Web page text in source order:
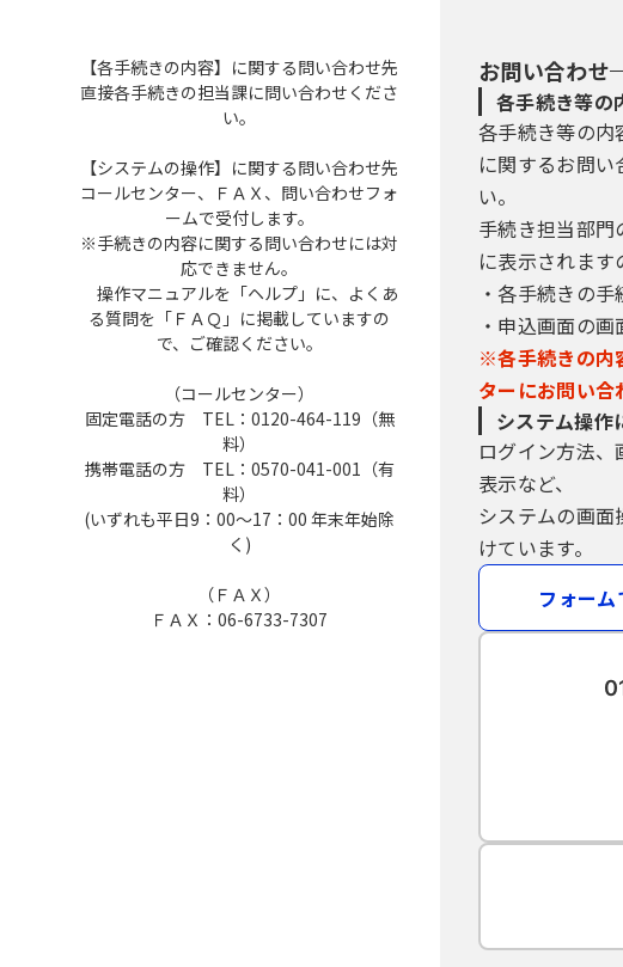
【各手続きの内容】に関する問い合わせ先
直接各手続きの担当課に問い合わせくださ
い。
【システムの操作】に関する問い合わせ先
コールセンター、ＦＡＸ、問い合わせフォ
ームで受付します。
※手続きの内容に関する問い合わせには対
応できません。
操作マニュアルを「ヘルプ」に、よくあ
る質問を「ＦＡＱ」に掲載していますの
で、ご確認ください。
（コールセンター）
固定電話の方 TEL：0120-464-119（無
料）
携帯電話の方 TEL：0570-041-001（有
料）
(いずれも平日9：00～17：00 年末年始除
く)
（ＦＡＸ）
ＦＡＸ：06-6733-7307
お問い合わせ
各手続き等の
各手続き等の内
に関するお問
い。
手続き担当部
に表示されます
・各手続きの
・申込画面の
※各手続きの内
ターにお問い合
システム操作
ログイン方法
表示など、
システムの画
けています。
フォー